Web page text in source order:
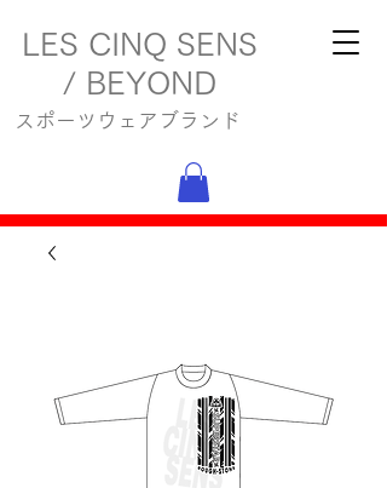
LES CINQ SENS
/ BEYOND
スポーツウェアブランド